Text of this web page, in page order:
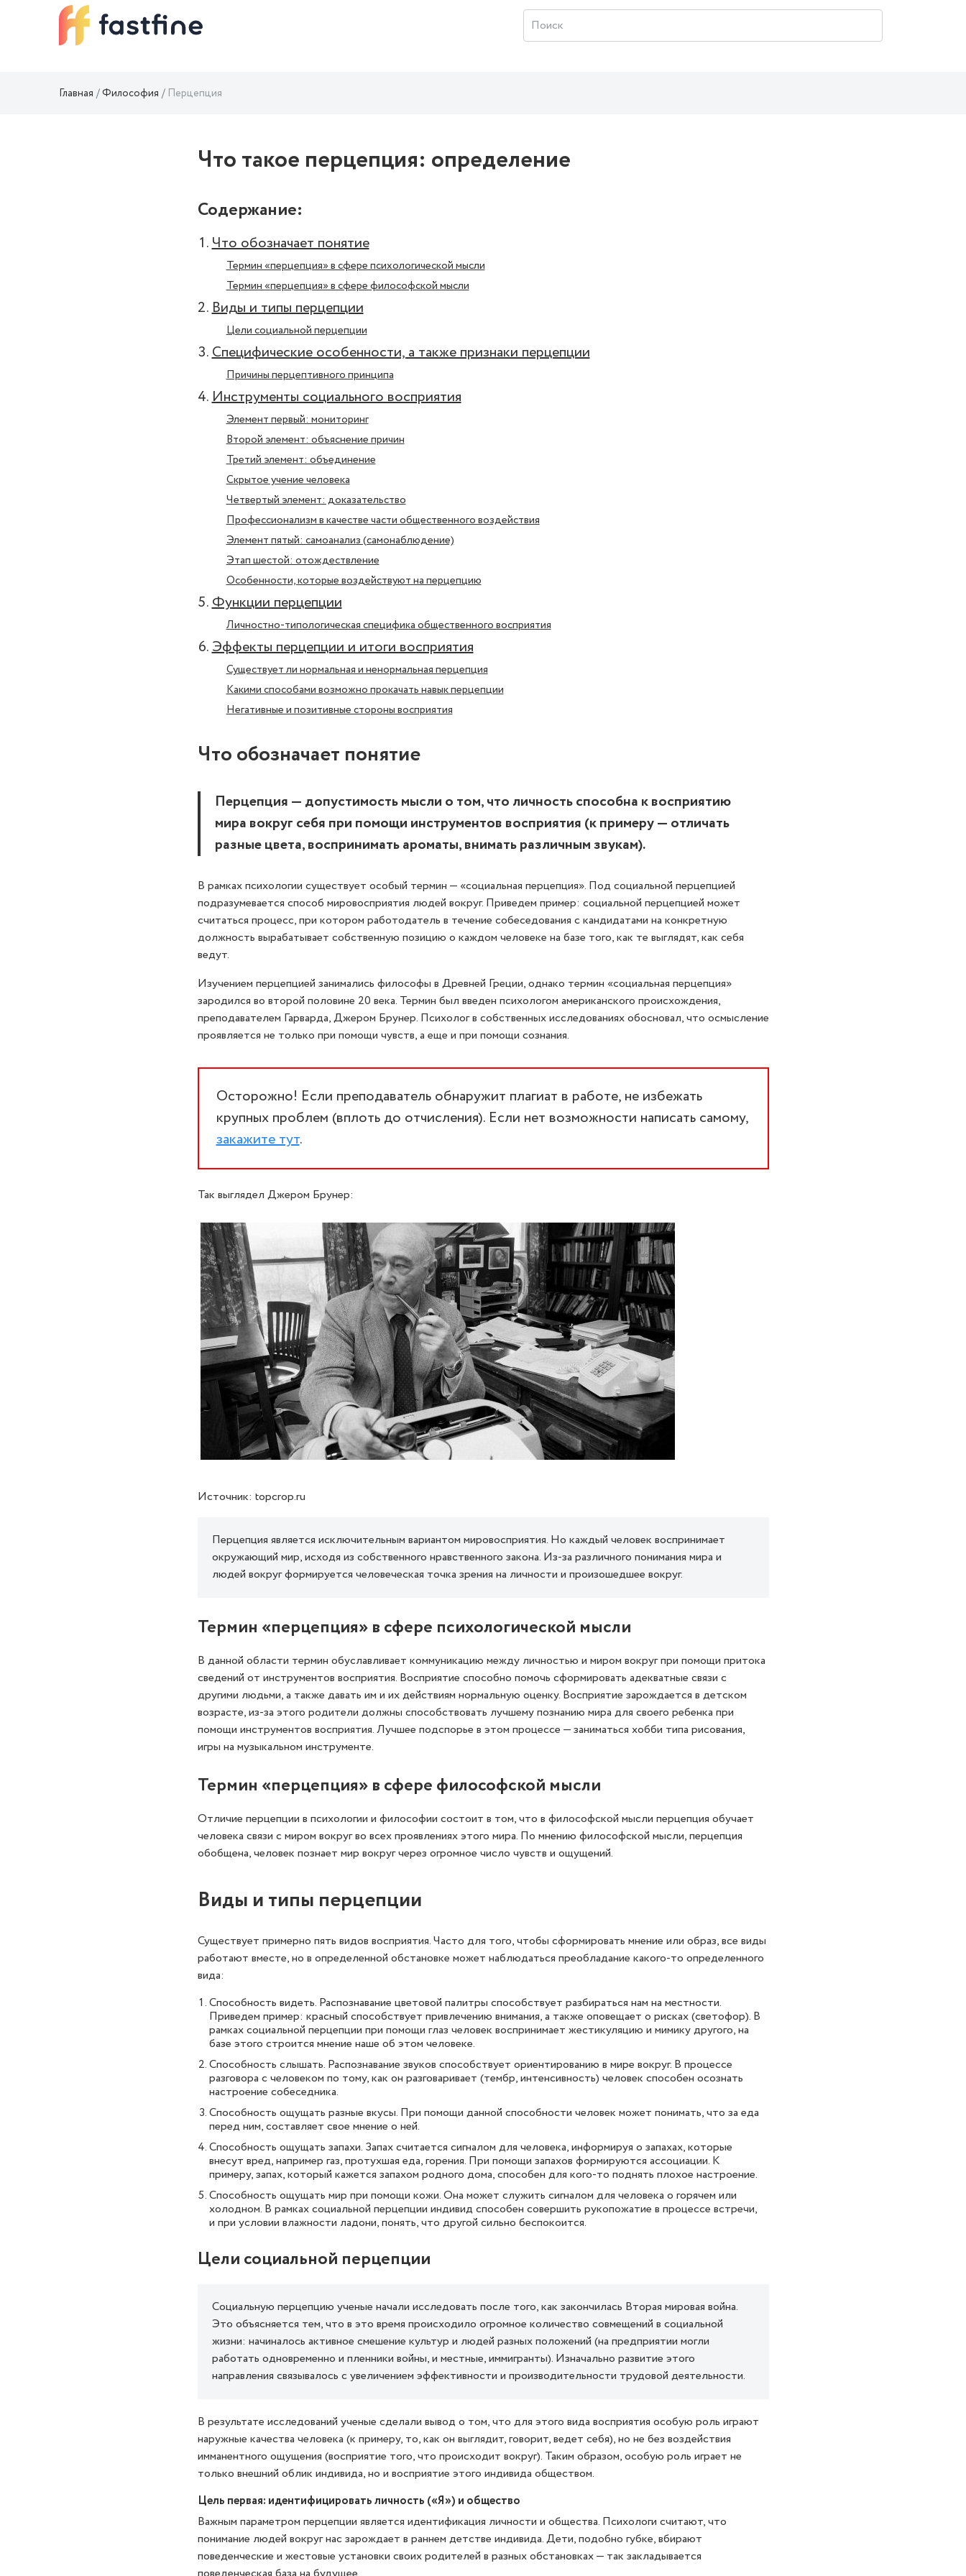
Главная Философия Перцепция
Что такое перцепция: определение
Содержание:
Что обозначает понятие
Термин «перцепция» в сфере психологической мысли
Термин «перцепция» в сфере философской мысли
Виды и типы перцепции
Цели социальной перцепции
Специфические особенности, а также признаки перцепции
Причины перцептивного принципа
Инструменты социального восприятия
Элемент первый: мониторинг
Второй элемент: объяснение причин
Третий элемент: объединение
Скрытое учение человека
Четвертый элемент: доказательство
Профессионализм в качестве части общественного воздействия
Элемент пятый: самоанализ (самонаблюдение)
Этап шестой: отождествление
Особенности, которые воздействуют на перцепцию
Функции перцепции
Личностно-типологическая специфика общественного восприятия
Эффекты перцепции и итоги восприятия
Существует ли нормальная и ненормальная перцепция
Какими способами возможно прокачать навык перцепции
Негативные и позитивные стороны восприятия
Что обозначает понятие
Перцепция — допустимость мысли о том, что личность способна к восприятию
мира вокруг себя при помощи инструментов восприятия (к примеру — отличать
разные цвета, воспринимать ароматы, внимать различным звукам).
В рамках психологии существует особый термин — «социальная перцепция». Под социальной перцепцией
подразумевается способ мировосприятия людей вокруг. Приведем пример: социальной перцепцией может
считаться процесс, при котором работодатель в течение собеседования с кандидатами на конкретную
должность вырабатывает собственную позицию о каждом человеке на базе того, как те выглядят, как себя
ведут.
Изучением перцепцией занимались философы в Древней Греции, однако термин «социальная перцепция»
зародился во второй половине 20 века. Термин был введен психологом американского происхождения,
преподавателем Гарварда, Джером Брунер. Психолог в собственных исследованиях обосновал, что осмысление
проявляется не только при помощи чувств, а еще и при помощи сознания.
Осторожно! Если преподаватель обнаружит плагиат в работе, не избежать
крупных проблем (вплоть до отчисления). Если нет возможности написать самому,
закажите тут.
Так выглядел Джером Брунер:
Источник: topcrop.ru
Перцепция является исключительным вариантом мировосприятия. Но каждый человек воспринимает
окружающий мир, исходя из собственного нравственного закона. Из-за различного понимания мира и
людей вокруг формируется человеческая точка зрения на личности и произошедшее вокруг.
Термин «перцепция» в сфере психологической мысли
В данной области термин обуславливает коммуникацию между личностью и миром вокруг при помощи притока
сведений от инструментов восприятия. Восприятие способно помочь сформировать адекватные связи с
другими людьми, а также давать им и их действиям нормальную оценку. Восприятие зарождается в детском
возрасте, из-за этого родители должны способствовать лучшему познанию мира для своего ребенка при
помощи инструментов восприятия. Лучшее подспорье в этом процессе — заниматься хобби типа рисования,
игры на музыкальном инструменте.
Термин «перцепция» в сфере философской мысли
Отличие перцепции в психологии и философии состоит в том, что в философской мысли перцепция обучает
человека связи с миром вокруг во всех проявлениях этого мира. По мнению философской мысли, перцепция
обобщена, человек познает мир вокруг через огромное число чувств и ощущений.
Виды и типы перцепции
Существует примерно пять видов восприятия. Часто для того, чтобы сформировать мнение или образ, все виды
работают вместе, но в определенной обстановке может наблюдаться преобладание какого-то определенного
вида:
Способность видеть. Распознавание цветовой палитры способствует разбираться нам на местности.
Приведем пример: красный способствует привлечению внимания, а также оповещает о рисках (светофор). В
рамках социальной перцепции при помощи глаз человек воспринимает жестикуляцию и мимику другого, на
базе этого строится мнение наше об этом человеке.
Способность слышать. Распознавание звуков способствует ориентированию в мире вокруг. В процессе
разговора с человеком по тому, как он разговаривает (тембр, интенсивность) человек способен осознать
настроение собеседника.
Способность ощущать разные вкусы. При помощи данной способности человек может понимать, что за еда
перед ним, составляет свое мнение о ней.
Способность ощущать запахи. Запах считается сигналом для человека, информируя о запахах, которые
внесут вред, например газ, протухшая еда, горения. При помощи запахов формируются ассоциации. К
примеру, запах, который кажется запахом родного дома, способен для кого-то поднять плохое настроение.
Способность ощущать мир при помощи кожи. Она может служить сигналом для человека о горячем или
холодном. В рамках социальной перцепции индивид способен совершить рукопожатие в процессе встречи,
и при условии влажности ладони, понять, что другой сильно беспокоится.
Цели социальной перцепции
Социальную перцепцию ученые начали исследовать после того, как закончилась Вторая мировая война.
Это объясняется тем, что в это время происходило огромное количество совмещений в социальной
жизни: начиналось активное смешение культур и людей разных положений (на предприятии могли
работать одновременно и пленники войны, и местные, иммигранты). Изначально развитие этого
направления связывалось с увеличением эффективности и производительности трудовой деятельности.
В результате исследований ученые сделали вывод о том, что для этого вида восприятия особую роль играют
наружные качества человека (к примеру, то, как он выглядит, говорит, ведет себя), но не без воздействия
имманентного ощущения (восприятие того, что происходит вокруг). Таким образом, особую роль играет не
только внешний облик индивида, но и восприятие этого индивида обществом.
Цель первая: идентифицировать личность («Я») и общество
Важным параметром перцепции является идентификация личности и общества. Психологи считают, что
понимание людей вокруг нас зарождает в раннем детстве индивида. Дети, подобно губке, вбирают
поведенческие и жестовые установки своих родителей в разных обстановках — так закладывается